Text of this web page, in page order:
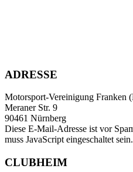
ADRESSE
Motorsport-Vereinigung
Meraner Str. 9
90461 Nürnberg
Diese E-Mail-Adresse ist vor
muss JavaScript eingeschaltet sein.
CLUBHEIM